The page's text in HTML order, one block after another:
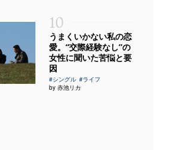
10
うまくいかない私の恋
愛。“交際経験なし”の
女性に聞いた苦悩と要
因
#シングル #ライフ
by 赤池リカ